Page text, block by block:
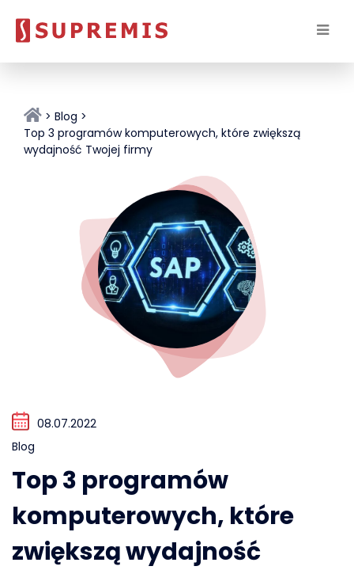
Blog
Top 3 programów komputerowych, które zwiększą
wydajność Twojej firmy
08.07.2022
Blog
Top 3 programów
komputerowych, które
zwiększą wydajność